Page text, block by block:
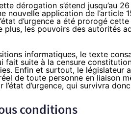
dérogation s’étend jusqu’au
nouvelle application de l’article
d’urgence a été prorogé
plus, les pouvoirs des autorités
informatiques, le texte
fait suite à la censure
Enfin et surtout, le législateur
de toute personne en liaison
d’urgence, qui survivra
conditions